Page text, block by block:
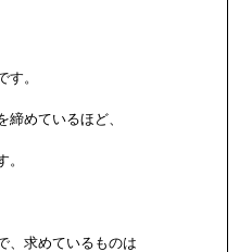
す。
締めているほど、
。
、求めているものは